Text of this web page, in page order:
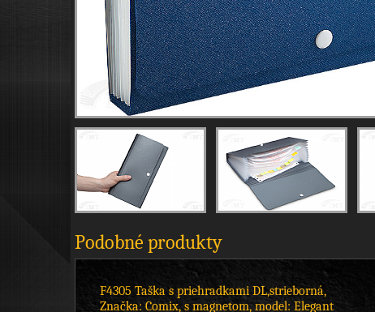
Podobné produkty
F4305 Taška s priehradkami DL,strieborná,
Značka: Comix, s magnetom, model: Elegant